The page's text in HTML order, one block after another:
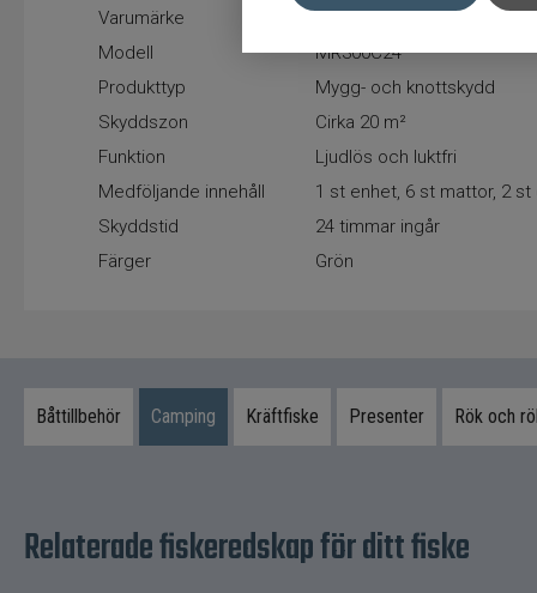
Varumärke
Thermacell
Modell
MR300C24
Produkttyp
Mygg- och knottskydd
Skyddszon
Cirka 20 m²
Funktion
Ljudlös och luktfri
Medföljande innehåll
1 st enhet, 6 st mattor, 2
Skyddstid
24 timmar ingår
Färger
Grön
Båttillbehör Camping Kräftfiske Presenter Rök och
Relaterade fiskeredskap för ditt fiske